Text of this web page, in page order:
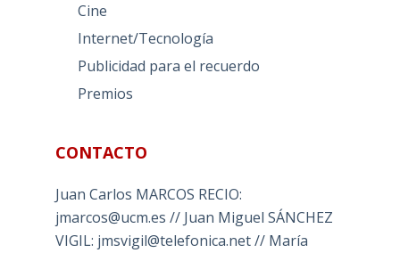
Cine
Internet/Tecnología
Publicidad para el recuerdo
Premios
CONTACTO
Juan Carlos MARCOS RECIO:
jmarcos@ucm.es // Juan Miguel SÁNCHEZ
VIGIL: jmsvigil@telefonica.net // María